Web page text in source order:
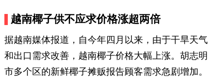
越南椰子供不应求价格涨超两倍
据越南媒体报道，自今年四月以来，由于干旱天气
和出口需求改善，越南椰子价格大幅上涨。胡志明
市多个区的新鲜椰子摊贩报告顾客需求急剧增加。